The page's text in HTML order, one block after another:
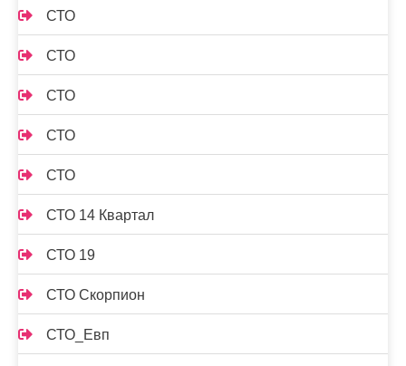
СТО
СТО
СТО
СТО
СТО
СТО 14 Квартал
СТО 19
СТО Скорпион
СТО_Евп